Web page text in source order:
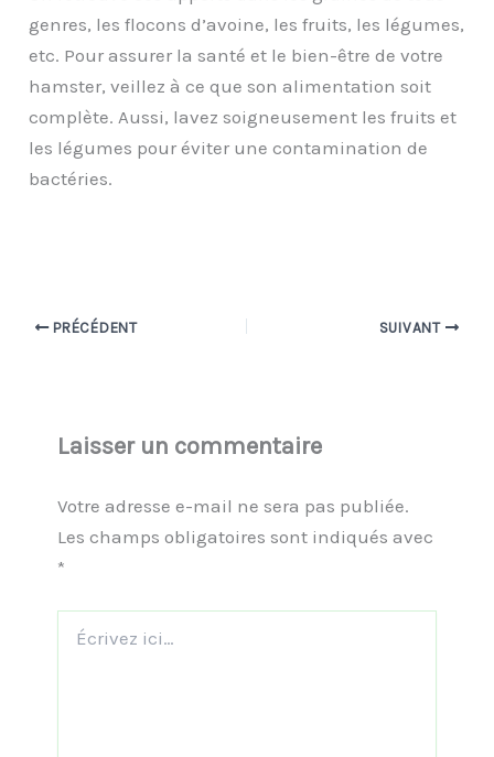
genres, les flocons d’avoine, les fruits, les légumes,
etc. Pour assurer la santé et le bien-être de votre
hamster, veillez à ce que son alimentation soit
complète. Aussi, lavez soigneusement les fruits et
les légumes pour éviter une contamination de
bactéries.
PRÉCÉDENT SUIVANT
Laisser un commentaire
Votre adresse e-mail ne sera pas publiée.
Les champs obligatoires sont indiqués avec
*
ici…